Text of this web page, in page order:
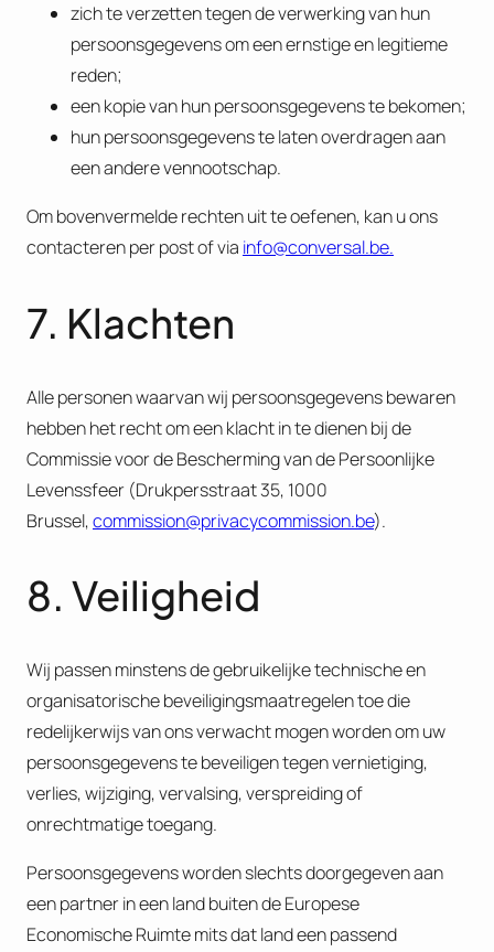
zich te verzetten tegen de verwerking van hun
persoonsgegevens om een ernstige en legitieme
reden;
een kopie van hun persoonsgegevens te bekomen;
hun persoonsgegevens te laten overdragen aan
een andere vennootschap.
Om bovenvermelde rechten uit te oefenen, kan u ons
contacteren per post of via info@conversal.be.
7. Klachten
Alle personen waarvan wij persoonsgegevens bewaren
hebben het recht om een klacht in te dienen bij de
Commissie voor de Bescherming van de Persoonlijke
Levenssfeer (Drukpersstraat 35, 1000
Brussel,commission@privacycommission.be).
8. Veiligheid
Wij passen minstens de gebruikelijke technische en
organisatorische beveiligingsmaatregelen toe die
redelijkerwijs van ons verwacht mogen worden om uw
persoonsgegevens te beveiligen tegen vernietiging,
verlies, wijziging, vervalsing, verspreiding of
onrechtmatige toegang.
Persoonsgegevens worden slechts doorgegeven aan
een partner in een land buiten de Europese
Economische Ruimte mits dat land een passend